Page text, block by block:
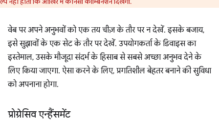
वेब पर अपने अनुभवों को एक तय चीज़ के तौर पर न देखें. इसके बजाय,
इसे सुझावों के एक सेट के तौर पर देखें. उपयोगकर्ता के डिवाइस का
इस्तेमाल, उसके मौजूदा संदर्भ के हिसाब से सबसे अच्छा अनुभव देने के
लिए किया जाएगा. ऐसा करने के लिए, प्रगतिशील बेहतर बनाने की सुविधा
को अपनाना होगा.
प्रोग्रेसिव एन्हैंसमेंट